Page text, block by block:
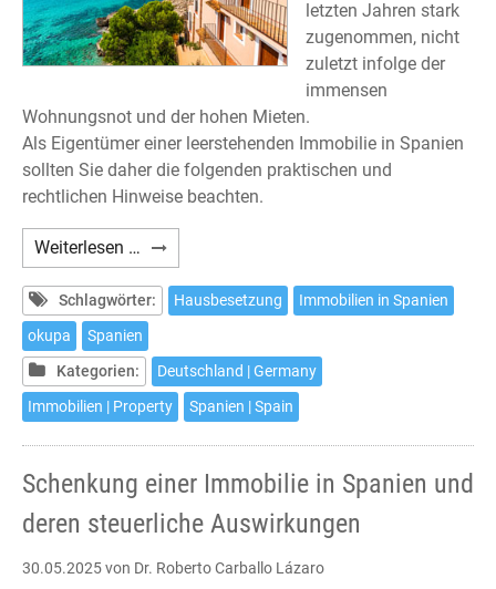
letzten Jahren stark
zugenommen, nicht
zuletzt infolge der
immensen
Wohnungsnot und der hohen Mieten.
Als Eigentümer einer leerstehenden Immobilie in Spanien
sollten Sie daher die folgenden praktischen und
rechtlichen Hinweise beachten.
Weiterlesen … Haus-
und
Wohnungsbesetzungen
in
Spanien
–
Was
Schlagwörter: Hausbesetzung
Immobilien in Spanien
okupa
Spanien
Kategorien:
Deutschland | Germany
Immobilien | Property
Spanien | Spain
Schenkung einer Immobilie in Spanien und
deren steuerliche Auswirkungen
30.05.2025von Dr. Roberto Carballo Lázaro